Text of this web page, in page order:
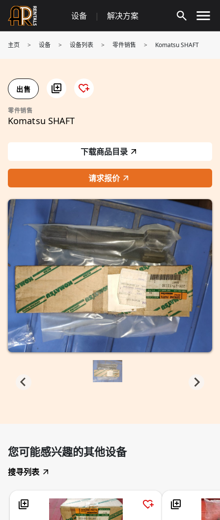
Skip
content
设备 | 解决方案
主页 > 设备 > 设备列表 > 零件销售 > Komatsu SHAFT
出售
零件销售
Komatsu SHAFT
下载商品目录
请求报价
您可能感兴趣的其他设备
搜寻列表